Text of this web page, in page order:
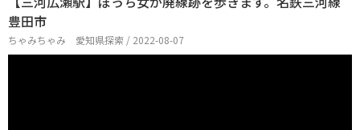
豊田市
ちゃみちゃみ 愛知県探索 / 2022-08-07